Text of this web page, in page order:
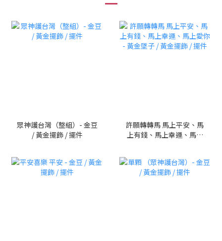
眾神護台灣（整組）- 金豆
/ 黃金擺飾 / 擺件
許願轉轉馬 馬上平安、馬
上有錢、馬上幸運、馬上